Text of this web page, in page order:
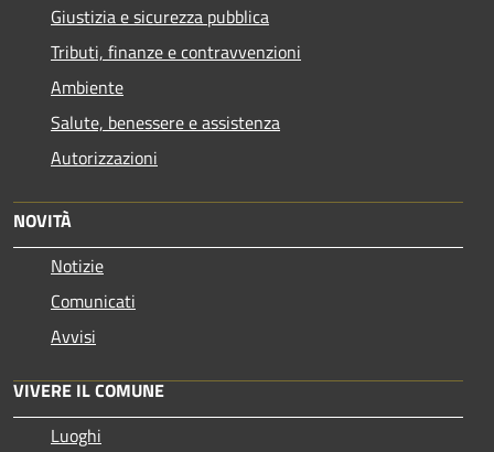
Giustizia e sicurezza pubblica
Tributi, finanze e contravvenzioni
Ambiente
Salute, benessere e assistenza
Autorizzazioni
NOVITÀ
Notizie
Comunicati
Avvisi
VIVERE IL COMUNE
Luoghi